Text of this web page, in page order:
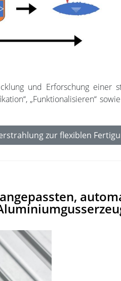
und Erforschung einer
„Funktionalisieren“
zur flexiblen